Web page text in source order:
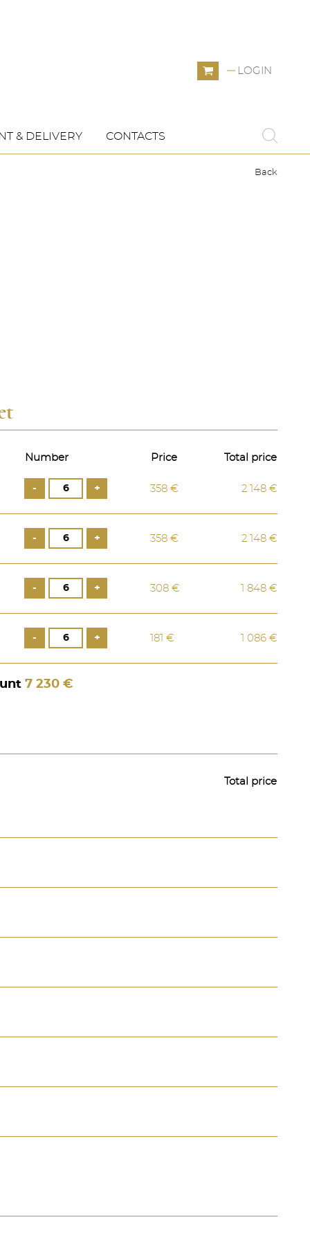
LOGIN
& DELIVERY CONTACTS
Back
Number Price Total price
- + 358 € 2 148 €
- + 358 € 2 148 €
- + 308 € 1 848 €
- + 181 € 1 086 €
7 230 €
Total price